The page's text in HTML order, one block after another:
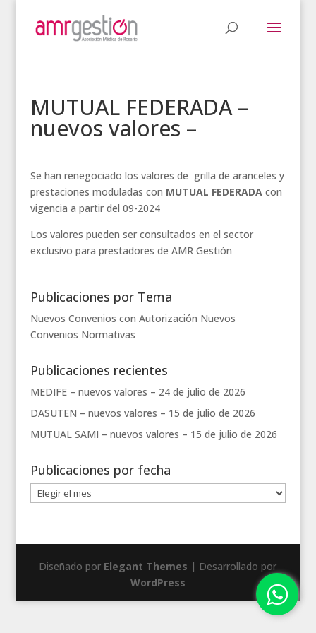
MUTUAL FEDERADA –
nuevos valores –
Se han renegociado los valores de grilla de aranceles y
prestaciones moduladas con MUTUAL FEDERADA con
vigencia a partir del 09-2024
Los valores pueden ser consultados en el sector
exclusivo para prestadores de AMR Gestión
Publicaciones por Tema
Nuevos Convenios con Autorización Nuevos
Convenios Normativas
Publicaciones recientes
MEDIFE – nuevos valores – 24 de julio de 2026
DASUTEN – nuevos valores – 15 de julio de 2026
MUTUAL SAMI – nuevos valores – 15 de julio de 2026
Publicaciones por fecha
Publicaciones
por
Diseñado por Elegant Themes | Desarrollado por
WordPress